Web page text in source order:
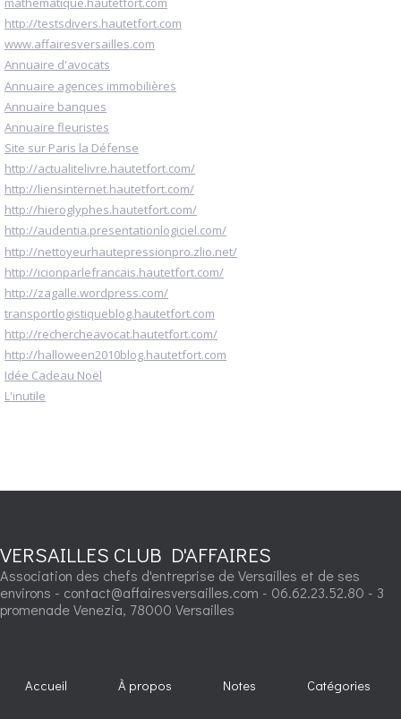
http://testsdivers.hautetfort.com
www.affairesversailles.com
Annuaire d'avocats
Annuaire agences immobilières
Annuaire banques
Annuaire fleuristes
Site sur Paris la Défense
http://actualitelivre.hautetfort.com/
http://liensinternet.hautetfort.com/
http://hieroglyphes.hautetfort.com/
http://audentia.presentationlogiciel.com/
http://nettoyeurhautepressionpro.zlio.net/
http://icionparlefrancais.hautetfort.com/
http://zagalle.wordpress.com/
transportlogistiqueblog.hautetfort.com
http://rechercheavocat.hautetfort.com/
http://halloween2010blog.hautetfort.com
Idée Cadeau Noël
L'inutile
VERSAILLES CLUB D'AFFAIRES
Association des chefs d'entreprise de Versailles et de ses
environs - contact@affairesversailles.com - 06.62.23.52.80 - 3
promenade Venezia, 78000 Versailles
Accueil À propos Notes Catégories